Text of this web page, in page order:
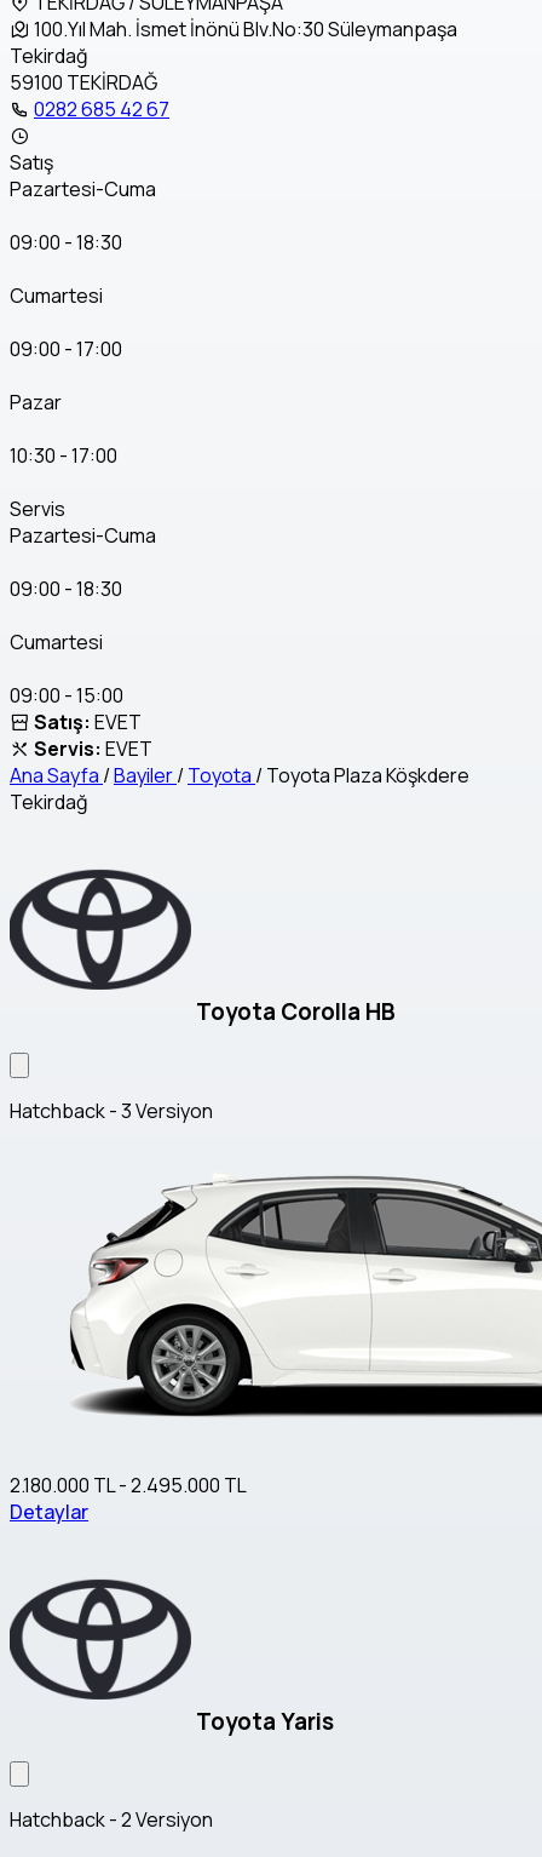
100.Yıl Mah. İsmet İnönü Blv.No:30 Süleymanpaşa
Tekirdağ
59100 TEKİRDAĞ
0282 685 42 67
Satış
Pazartesi-Cuma
09:00 - 18:30
Cumartesi
09:00 - 17:00
Pazar
10:30 - 17:00
Servis
Pazartesi-Cuma
09:00 - 18:30
Cumartesi
09:00 - 15:00
Satış: EVET
Servis: EVET
Ana Sayfa /Bayiler/Toyota /Toyota Plaza Köşkdere
Tekirdağ
Toyota Corolla HB
Hatchback - 3 Versiyon
2.180.000 TL - 2.495.000 TL
Detaylar
Toyota Yaris
Hatchback - 2 Versiyon